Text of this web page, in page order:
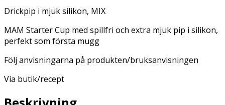
Drickpip i mjuk silikon, MIX
MAM Starter Cup med spillfri och extra mjuk pip i silikon,
perfekt som första mugg
Följ anvisningarna på produkten/bruksanvisningen
Via butik/recept